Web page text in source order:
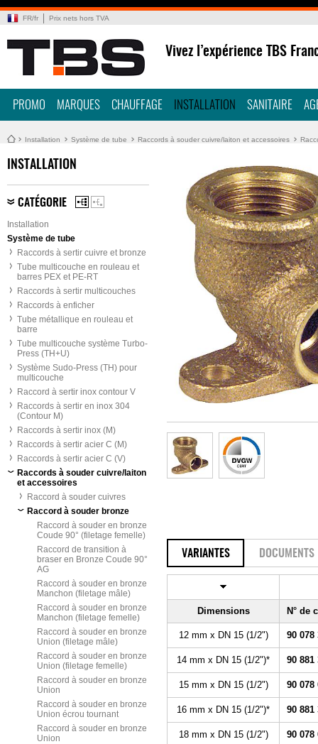
FR/fr Prix nets hors TVA
Vivez l’expérience TBS
PROMO MARQUES CHAUFFAGE INSTALLATION SANITAIRE
Installation Système de tube Raccords à souder cuivre/laiton et accessoires
INSTALLATION
CATÉGORIE
Installation
Système de tube
Raccords à sertir cuivre et bronze
Tube multicouche en rouleau et
barres PEX et PE-RT
Raccords à sertir multicouches
Raccords à enficher
Tube métallique en rouleau et
barre
Tube multicouche système Turbo-
Press (TH+U)
Système Sudo-Press (TH) pour
multicouche
Raccord à sertir inox contour V
Raccords à sertir en inox 304
(Contour M)
Raccords à sertir inox (M)
Raccords à sertir acier C (M)
Raccords à sertir acier C (V)
Raccords à souder cuivre/laiton
et accessoires
Raccord à souder cuivres
Raccord à souder bronze
Raccord à souder en bronze
Coude 90° (filetage femelle)
Raccord de transition à
braser en Bronze Coude 90°
AG
Raccord à souder en bronze
Manchon (filetage mâle)
Raccord à souder en bronze
Manchon (filetage femelle)
Raccord à souder en bronze
Union (filetage mâle)
Raccord à souder en bronze
Union (filetage femelle)
Raccord à souder en bronze
Union
Raccord à souder en bronze
Union écrou tournant
Raccord à souder en bronze
Union
VARIANTES DOCUMENTS
Dimensions N° de
12 mm x DN 15 (1/2") 90 078
14 mm x DN 15 (1/2")* 90 881
15 mm x DN 15 (1/2") 90 078
16 mm x DN 15 (1/2")* 90 881
18 mm x DN 15 (1/2") 90 078